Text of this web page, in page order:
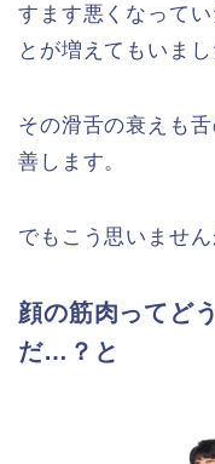
すます悪くなって
とが増えてもいま
その滑舌の衰えも
善します。
でもこう思いません
顔の筋肉ってど
だ…？と